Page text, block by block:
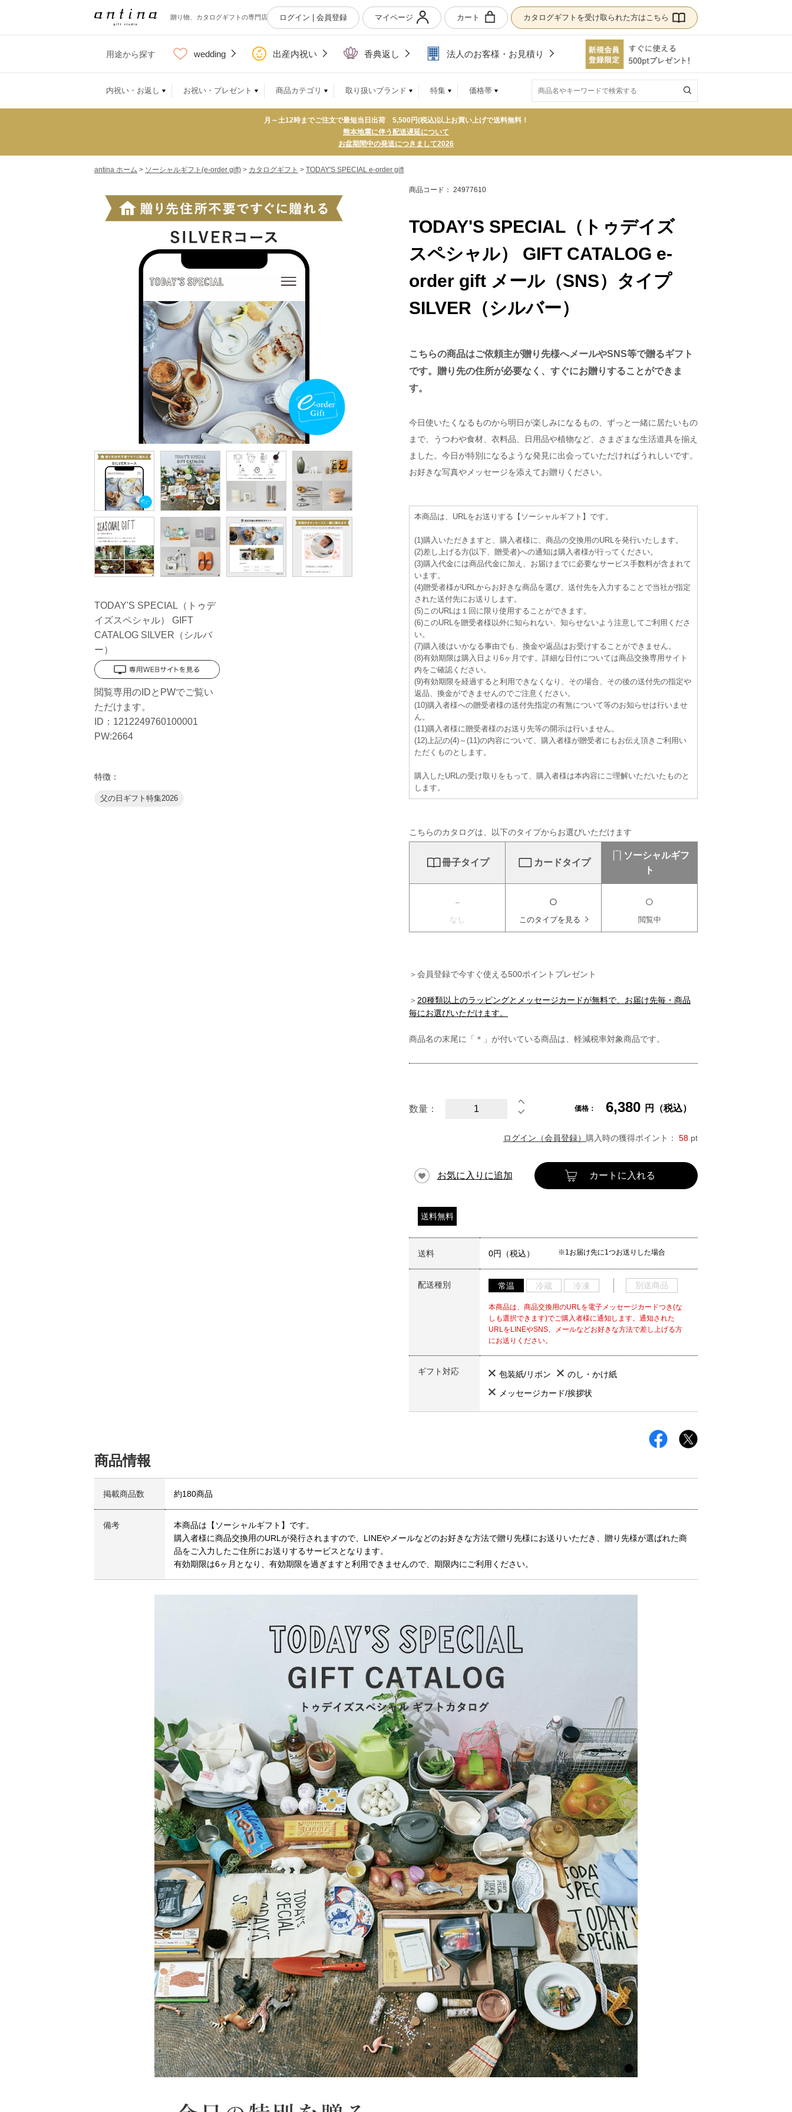
贈り物、カタログギフトの専門店 ログイン | 会員登録 マイページ カート カタログギフトを受け取られた方はこちら
用途から探す wedding 出産内祝い 香典返し 法人のお客様・お見積り
内祝い・お返し お祝い・プレゼント 商品カテゴリ 取り扱いブランド 特集 価格帯
月～土12時までご注文で最短当日出荷 5,500円(税込)以上お買い上げで送料無料！
熊本地震に伴う配送遅延について
お盆期間中の発送につきまして2026
antina ホーム > ソーシャルギフト(e-order gift) > カタログギフト > TODAY'S SPECIAL e-order gift
TODAY'S SPECIAL（トゥデ
イズスペシャル） GIFT
CATALOG SILVER（シルバ
ー）
閲覧専用のIDとPWでご覧い
ただけます。
ID：1212249760100001
PW:2664
特徴：
父の日ギフト特集2026
商品コード： 24977610
TODAY'S SPECIAL（トゥデイズ
スペシャル） GIFT CATALOG e-
order gift メール（SNS）タイプ
SILVER（シルバー）
こちらの商品はご依頼主が贈り先様へメールやSNS等で贈るギフト
です。贈り先の住所が必要なく、すぐにお贈りすることができま
す。
今日使いたくなるものから明日が楽しみになるもの、ずっと一緒に居たいもの
まで、うつわや食材、衣料品、日用品や植物など、さまざまな生活道具を揃え
ました。今日が特別になるような発見に出会っていただければうれしいです。
お好きな写真やメッセージを添えてお贈りください。
本商品は、URLをお送りする【ソーシャルギフト】です。
(1)購入いただきますと、購入者様に、商品の交換用のURLを発行いたします。
(2)差し上げる方(以下、贈受者)への通知は購入者様が行ってください。
(3)購入代金には商品代金に加え、お届けまでに必要なサービス手数料が含まれて
います。
(4)贈受者様がURLからお好きな商品を選び、送付先を入力することで当社が指定
された送付先にお送りします。
(5)このURLは１回に限り使用することができます。
(6)このURLを贈受者様以外に知られない、知らせないよう注意してご利用くださ
い。
(7)購入後はいかなる事由でも、換金や返品はお受けすることができません。
(8)有効期限は購入日より6ヶ月です。詳細な日付については商品交換専用サイト
内をご確認ください。
(9)有効期限を経過すると利用できなくなり、その場合、その後の送付先の指定や
返品、換金ができませんのでご注意ください。
(10)購入者様への贈受者様の送付先指定の有無について等のお知らせは行いませ
ん。
(11)購入者様に贈受者様のお送り先等の開示は行いません。
(12)上記の(4)～(11)の内容について、購入者様が贈受者にもお伝え頂きご利用い
ただくものとします。
購入したURLの受け取りをもって、購入者様は本内容にご理解いただいたものと
します。
こちらのカタログは、以下のタイプからお選びいただけます
冊子タイプ カードタイプ
ソーシャルギフ
ト
-
なし
○
このタイプを見る
○
閲覧中
＞会員登録で今すぐ使える500ポイントプレゼント
＞ 20種類以上のラッピングとメッセージカードが無料で、お届け先毎・商品
毎にお選びいただけます。
商品名の末尾に「＊」が付いている商品は、軽減税率対象商品です。
数量： 価格： 6,380 円（税込）
ログイン（会員登録） 購入時の獲得ポイント： 58 pt
お気に入りに追加 カートに入れる
送料無料
送料 0円（税込） ※1お届け先に1つお送りした場合
配送種別 常温 冷蔵 冷凍 別送商品
本商品は、商品交換用のURLを電子メッセージカードつき(な
しも選択できます)でご購入者様に通知します。通知された
URLをLINEやSNS、メールなどお好きな方法で差し上げる方
にお送りください。
ギフト対応 包装紙/リボン
のし・かけ紙
メッセージカード/挨拶状
商品情報
掲載商品数 約180商品
備考
本商品は【ソーシャルギフト】です。
購入者様に商品交換用のURLが発行されますので、LINEやメールなどのお好きな方法で贈り先様にお送りいただき、贈り先様が選ばれた商
品をご入力したご住所にお送りするサービスとなります。
有効期限は6ヶ月となり、有効期限を過ぎますと利用できませんので、期限内にご利用ください。